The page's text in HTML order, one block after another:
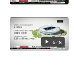
6:18